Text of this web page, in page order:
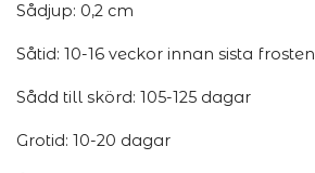
Sådjup: 0,2 cm
Såtid: 10-16 veckor innan sista frosten
Sådd till skörd: 105-125 dagar
Grotid: 10-20 dagar